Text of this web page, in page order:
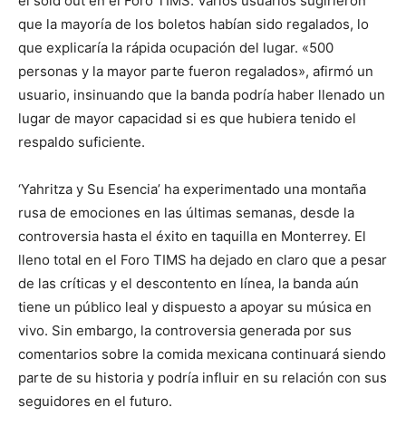
que la mayoría de los boletos habían sido regalados, lo
que explicaría la rápida ocupación del lugar. «500
personas y la mayor parte fueron regalados», afirmó un
usuario, insinuando que la banda podría haber llenado un
lugar de mayor capacidad si es que hubiera tenido el
respaldo suficiente.
‘Yahritza y Su Esencia’ ha experimentado una montaña
rusa de emociones en las últimas semanas, desde la
controversia hasta el éxito en taquilla en Monterrey. El
lleno total en el Foro TIMS ha dejado en claro que a pesar
de las críticas y el descontento en línea, la banda aún
tiene un público leal y dispuesto a apoyar su música en
vivo. Sin embargo, la controversia generada por sus
comentarios sobre la comida mexicana continuará siendo
parte de su historia y podría influir en su relación con sus
seguidores en el futuro.